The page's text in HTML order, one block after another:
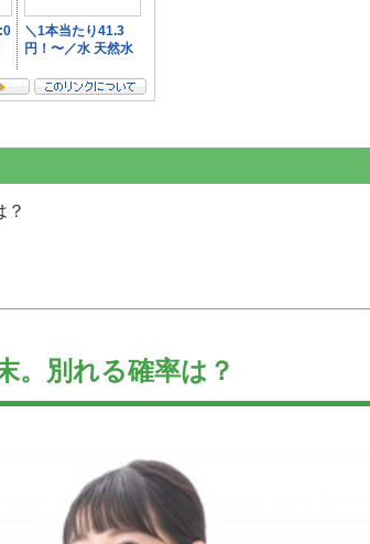
？
。別れる確率は？